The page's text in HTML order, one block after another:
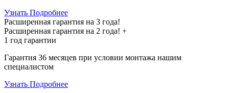
Узнать Подробнее
Расширенная гарантия на 3 года!
Расширенная гарантия на 2 года! +
1 год гарантии
Гарантия 36 месяцев при условии монтажа нашим
специалистом
Узнать Подробнее